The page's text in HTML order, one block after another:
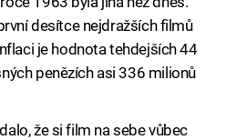
desítce nejdražších filmů
je hodnota tehdejších 44
penězích asi 336 milionů
že si film na sebe vůbec